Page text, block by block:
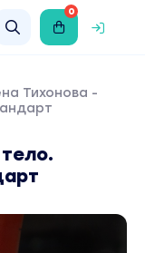
0
Тихонова -